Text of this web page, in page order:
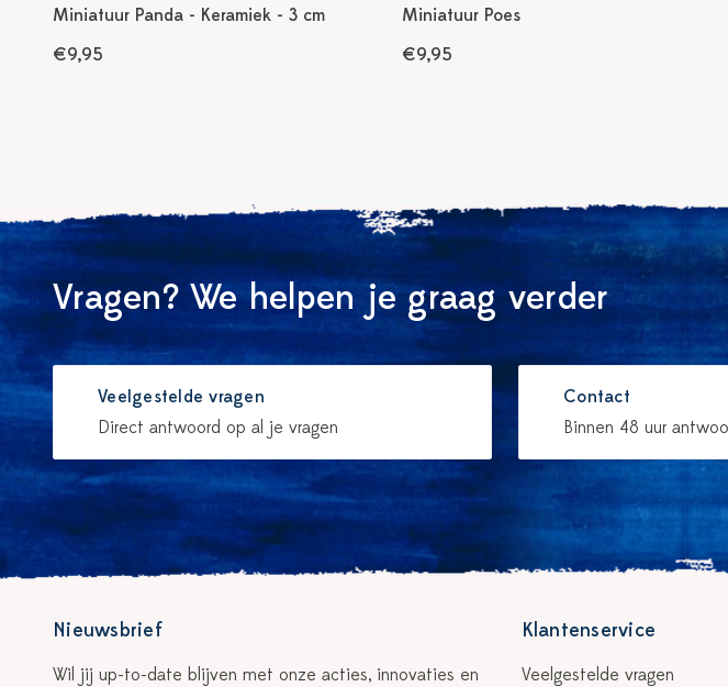
Miniatuur Panda - Keramiek - 3 cm
€9,95
Miniatuur Poes
€9,95
Vragen? We helpen je graag verder
Veelgestelde vragen
Direct antwoord op al je vragen
Contact
Binnen 48 uur
Nieuwsbrief
Wil jij up-to-date blijven met onze acties, innovaties en
Klantenservice
Veelgestelde vragen